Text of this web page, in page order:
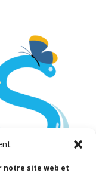
notre site web et